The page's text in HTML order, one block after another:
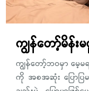
ကျွန်တော့်မိန်းမ
ကျွန်တော့်ဘဝမှာ မေ့မ
ကို အစအဆုံး ပြောပြ